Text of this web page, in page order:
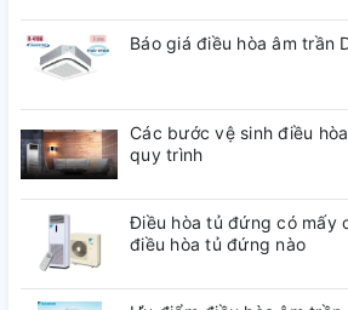
Báo giá điều hòa âm trần
Các bước vệ sinh điều
quy trình
Điều hòa tủ đứng có mấy
điều hòa tủ đứng nào